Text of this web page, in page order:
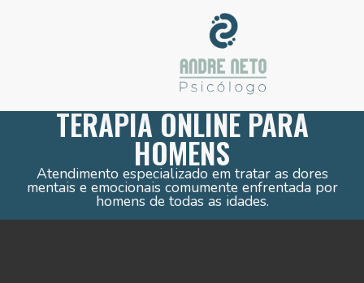
TERAPIA ONLINE PARA
HOMENS
Atendimento especializado em tratar as dores
mentais e emocionais comumente enfrentada por
homens de todas as idades.